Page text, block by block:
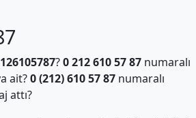
?0 212 610 57 87numaralı
ait?0 (212) 610 57 87numaralı
attı?